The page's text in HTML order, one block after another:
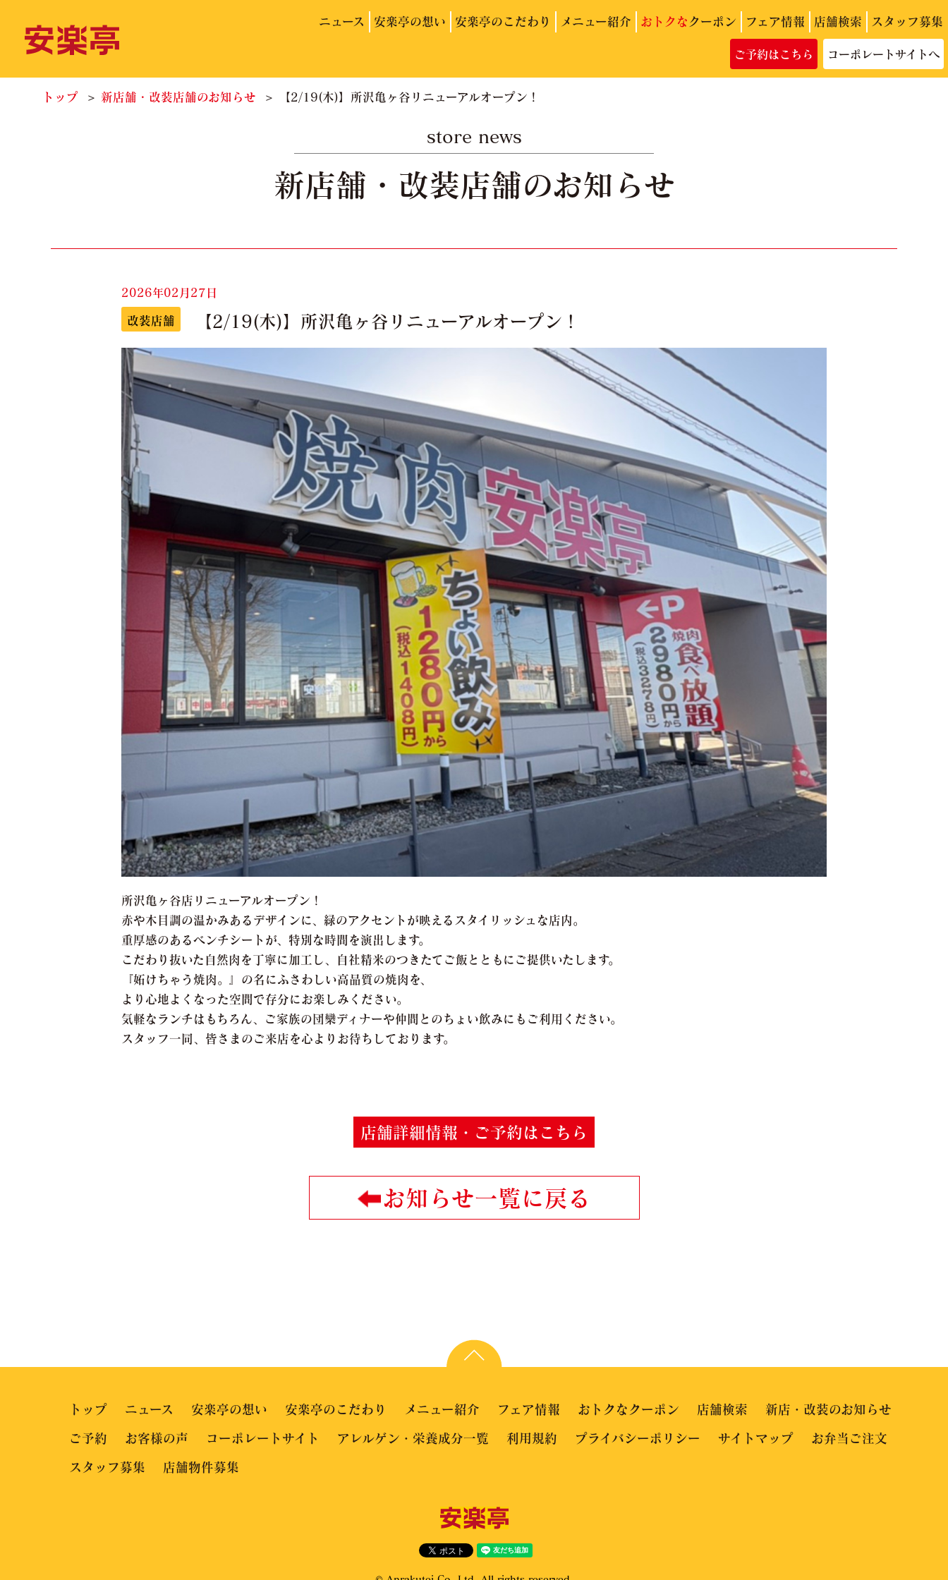
ニュース 安楽亭の想い 安楽亭のこだわり メニュー紹介 おトクなクーポン フェア情報 店舗検索 スタッフ募集
ご予約はこちら コーポレートサイトへ
トップ 新店舗・改装店舗のお知らせ 【2/19(木)】所沢亀ヶ谷リニューアルオープン！
store news
新店舗・改装店舗のお知らせ
2026年02月27日
改装店舗 【2/19(木)】所沢亀ヶ谷リニューアルオープン！
所沢亀ヶ谷店リニューアルオープン！
赤や木目調の温かみあるデザインに、緑のアクセントが映えるスタイリッシュな店内。
重厚感のあるベンチシートが、特別な時間を演出します。
こだわり抜いた自然肉を丁寧に加工し、自社精米のつきたてご飯とともにご提供いたします。
『妬けちゃう焼肉。』の名にふさわしい高品質の焼肉を、
より心地よくなった空間で存分にお楽しみください。
気軽なランチはもちろん、ご家族の団欒ディナーや仲間とのちょい飲みにもご利用ください。
スタッフ一同、皆さまのご来店を心よりお待ちしております。
店舗詳細情報・ご予約はこちら
お知らせ一覧に戻る
トップ ニュース 安楽亭の想い 安楽亭のこだわり メニュー紹介 フェア情報 おトクなクーポン 店舗検索
新店・改装のお知らせ
ご予約
お客様の声 コーポレートサイト アレルゲン・栄養成分一覧 利用規約 プライバシーポリシー サイトマップ
お弁当ご注文
スタッフ募集
店舗物件募集